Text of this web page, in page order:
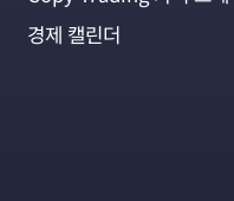
경제 캘린더